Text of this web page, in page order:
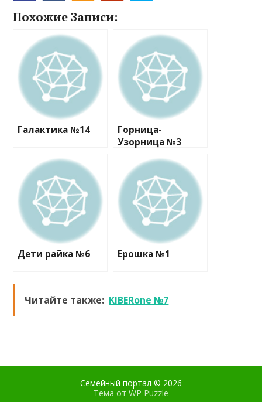
Похожие Записи:
Галактика №14
Горница-
Узорница №3
Дети райка №6 Ерошка №1
Читайте также: KIBERone №7
Семейный портал © 2026
Тема от WP Puzzle